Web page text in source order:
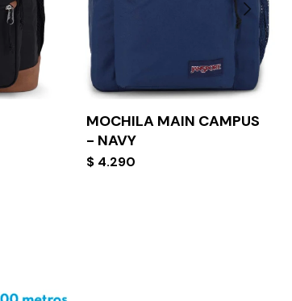
MOCHILA MAIN CAMPUS
- NAVY
$ 4.290